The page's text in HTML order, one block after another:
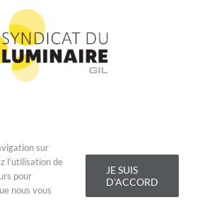
- Tous droits réservés |
de Vente|Mentions légales
sur
l’utilisation de
pour
nous vous
JE SUIS
D'ACCORD